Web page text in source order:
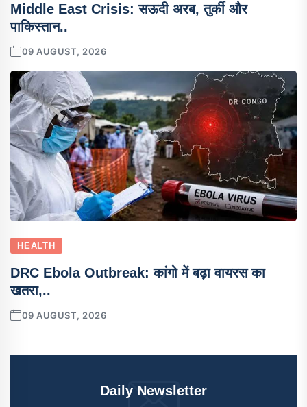
Middle East Crisis: सऊदी अरब, तुर्की और
पाकिस्तान..
09 AUGUST, 2026
HEALTH
DRC Ebola Outbreak: कांगो में बढ़ा वायरस का
खतरा,..
09 AUGUST, 2026
Daily Newsletter